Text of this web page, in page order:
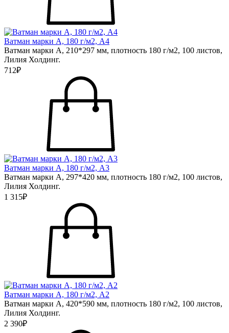
Ватман марки А, 180 г/м2, А4
Ватман марки А, 210*297 мм, плотность 180 г/м2, 100 листов,
Лилия Холдинг.
712₽
Ватман марки А, 180 г/м2, А3
Ватман марки А, 297*420 мм, плотность 180 г/м2, 100 листов,
Лилия Холдинг.
1 315₽
Ватман марки А, 180 г/м2, А2
Ватман марки А, 420*590 мм, плотность 180 г/м2, 100 листов,
Лилия Холдинг.
2 390₽